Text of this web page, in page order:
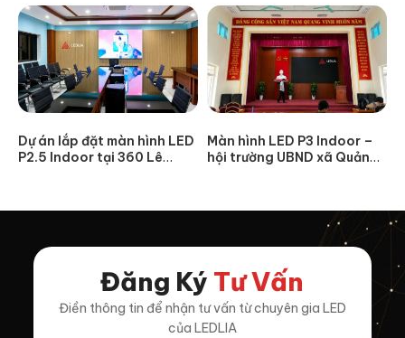
Dự án lắp đặt màn hình LED
P2.5 Indoor tại 360 Lê
Màn hình LED P3 Indoor –
hội trường UBND xã Quảng
Đăng Ký Tư Vấn
Điền thông tin để nhận tư vấn từ chuyên gia LED
của LEDLIA